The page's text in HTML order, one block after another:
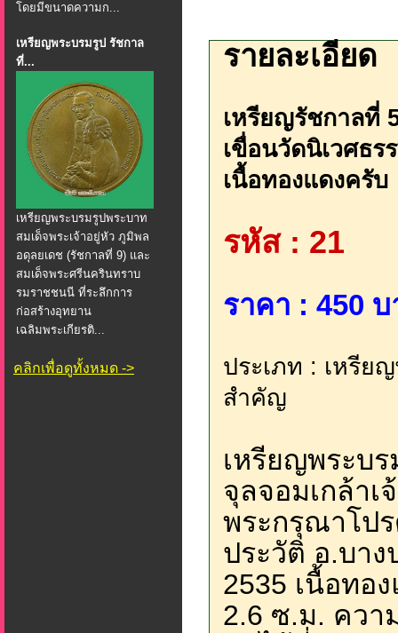
โดยมีขนาดความก...
เหรียญพระบรมรูป รัชกาล
ที่...
เหรียญพระบรมรูปพระบาท
สมเด็จพระเจ้าอยู่หัว ภูมิพล
อดุลยเดช (รัชกาลที่ 9) และ
สมเด็จพระศรีนครินทราบ
รมราชชนนี ที่ระลึกการ
ก่อสร้างอุทยาน
เฉลิมพระเกียรติ...
คลิกเพื่อดูทั้งหมด ->
รายละเอียด
เหรียญรัชกาลที่
เขื่อนวัดนิเวศธ
เนื้อทองแดงครับ
รหัส : 21
ราคา : 450
ประเภท : เหรีย
สำคัญ
เหรียญพระบ
จุลจอมเกล้าเ
พระกรุณาโป
ประวัติ อ.บา
2535 เนื้อทอ
2.6 ซ.ม. ควา